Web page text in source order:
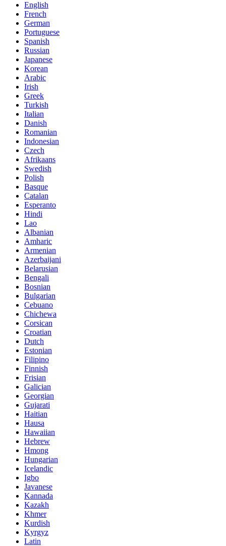
English
French
German
Portuguese
Spanish
Russian
Japanese
Korean
Arabic
Irish
Greek
Turkish
Italian
Danish
Romanian
Indonesian
Czech
Afrikaans
Swedish
Polish
Basque
Catalan
Esperanto
Hindi
Lao
Albanian
Amharic
Armenian
Azerbaijani
Belarusian
Bengali
Bosnian
Bulgarian
Cebuano
Chichewa
Corsican
Croatian
Dutch
Estonian
Filipino
Finnish
Frisian
Galician
Georgian
Gujarati
Haitian
Hausa
Hawaiian
Hebrew
Hmong
Hungarian
Icelandic
Igbo
Javanese
Kannada
Kazakh
Khmer
Kurdish
Kyrgyz
Latin